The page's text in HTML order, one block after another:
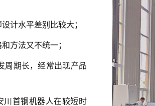
计水平差别比较大；
方法又不统一；
周期长，经常出现产品
川首钢机器人在较短时